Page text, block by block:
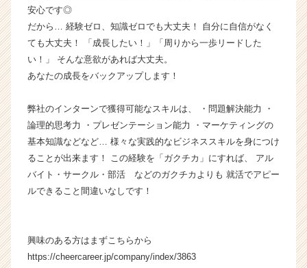
活
サ
イ
ト
チ
キ
ャ
リ
ア
（C
h
e
C
安心です◎
だから… 経験ゼロ、知識ゼロでも大丈夫！ 自分に自信がなく
ても大丈夫！ 「成長したい！」「周りから一歩リードした
い！」 そんな意欲があれば大丈夫。
あなたの成長をバックアップします！
弊社のインターンで獲得可能なスキルは、 ・問題解決能力 ・
論理的思考力 ・プレゼンテーション能力 ・マーケティングの
基本知識などなど… 様々な実践的なビジネススキルを身につけ
ることが出来ます！ この経験を「ガクチカ」にすれば、 アル
バイト・サークル・部活 などのガクチカよりも 就活でアピー
ルできること間違いなしです！
興味のある方はまずこちらから
https://cheercareer.jp/company/index/3863